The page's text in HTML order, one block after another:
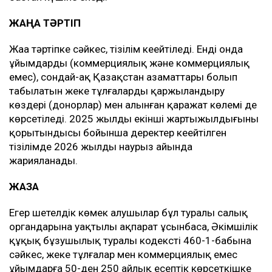
ЖАҢА ТӘРТІП
Жаңа тәртіпке сәйкес, тізілім кеңейтіледі. Енді онда
ұйымдардың (коммерциялық және коммерциялық
емес), сондай-ақ Қазақстан азаматтары болып
табылатын жеке тұлғалардың қаржыландыру
көздері (донорлар) мен алынған қаражат көлемі де
көрсетіледі. 2025 жылдың екінші жартыжылдығының
қорытындысы бойынша деректер кеңейтілген
тізілімде 2026 жылдың наурыз айында
жарияланады.
ЖАЗА
Егер шетелдік көмек алушылар бұл туралы салық
органдарына уақтылы ақпарат ұсынбаса, Әкімшілік
құқық бұзушылық туралы кодекстің 460-1-бабына
сәйкес, жеке тұлғалар мен коммерциялық емес
ұйымдарға 50-ден 250 айлық есептік көрсеткішке